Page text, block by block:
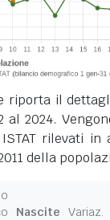
riporta il
al 2024.
rilevati in
della
Nascite Variaz.